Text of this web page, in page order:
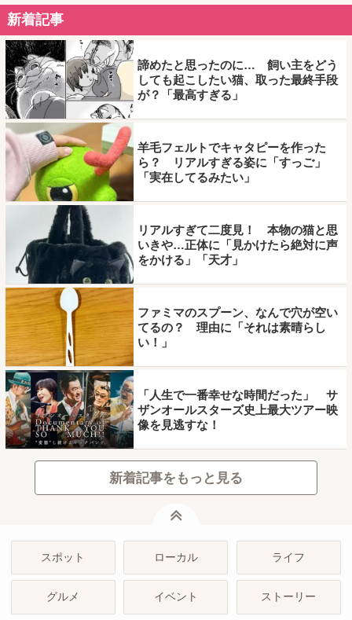
新着記事
諦めたと思ったのに… 飼い主をどう
しても起こしたい猫、取った最終手段
が？「最高すぎる」
羊毛フェルトでキャタピーを作った
ら？ リアルすぎる姿に「すっご」
「実在してるみたい」
リアルすぎて二度見！ 本物の猫と思
いきや…正体に「見かけたら絶対に声
をかける」「天才」
ファミマのスプーン、なんで穴が空い
てるの？ 理由に「それは素晴らし
い！」
「人生で一番幸せな時間だった」 サ
ザンオールスターズ史上最大ツアー映
像を見逃すな！
新着記事をもっと見る
スポット ローカル ライフ
グルメ イベント ストーリー